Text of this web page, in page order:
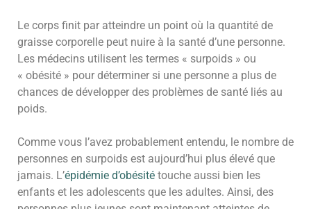
Le corps finit par atteindre un point où la quantité de
graisse corporelle peut nuire à la santé d’une personne.
Les médecins utilisent les termes « surpoids » ou
« obésité » pour déterminer si une personne a plus de
chances de développer des problèmes de santé liés au
poids.
Comme vous l’avez probablement entendu, le nombre de
personnes en surpoids est aujourd’hui plus élevé que
jamais. L’épidémie d’obésité touche aussi bien les
enfants et les adolescents que les adultes. Ainsi, des